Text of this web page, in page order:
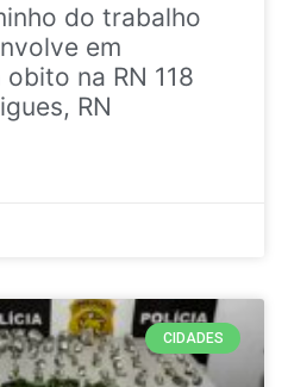
do trabalho
em
na RN 118
RN
CIDADES